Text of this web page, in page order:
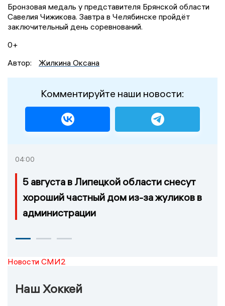
Бронзовая медаль у представителя Брянской области
Савелия Чижикова. Завтра в Челябинске пройдёт
заключительный день соревнований.
0+
Автор:
Жилкина Оксана
Комментируйте наши новости:
04:00
5 августа в Липецкой области снесут
хороший частный дом из-за жуликов в
администрации
Новости СМИ2
Наш Хоккей